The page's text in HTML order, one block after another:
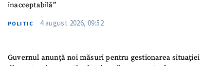
inacceptabilă”
POLITIC 4 august 2026, 09:52
Guvernul anunță noi măsuri pentru gestionarea situației